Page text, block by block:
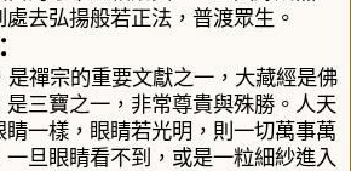
去弘揚般若正法，普渡眾生。
是禪宗的重要文獻之一，大藏經是佛
三寶之一，非常尊貴與殊勝。人天
睛一樣，眼睛若光明，則一切萬事萬
旦眼睛看不到，或是一粒細紗進入